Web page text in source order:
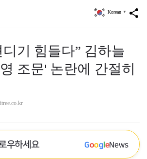
share
Korean ▼
기 힘들다” 김하늘
조문' 논란에 간절히
우하세요 GoogleNews